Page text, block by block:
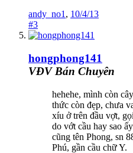
andy_no1 , 10/4/13
#3
hongphong141
VĐV Bán Chuyên
hehehe, mình còn
thức còn đẹp, chưa
xíu ở trên đầu vợt,
do vớt cầu hay sao
cũng tên Phong, sn
Phú, gần cầu chữ Y.